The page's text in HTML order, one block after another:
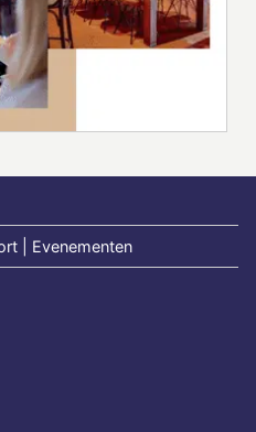
| Evenementen